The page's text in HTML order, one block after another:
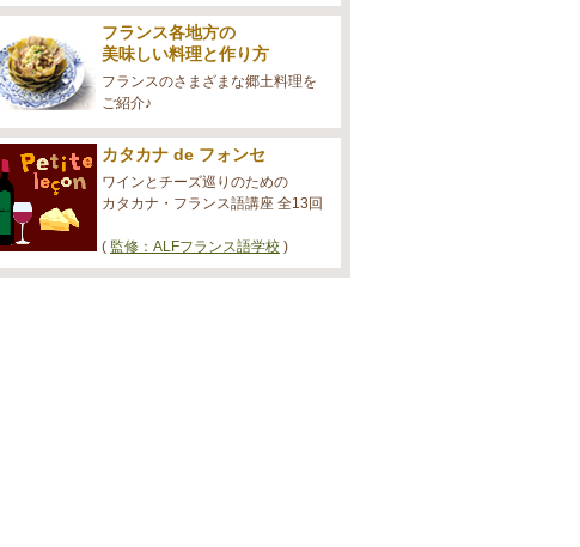
フランス各地方の
美味しい料理と作り方
フランスのさまざまな郷土料理を
ご紹介♪
カタカナ de フォンセ
ワインとチーズ巡りのための
カタカナ・フランス語講座 全13回
( 監修：ALFフランス語学校 )